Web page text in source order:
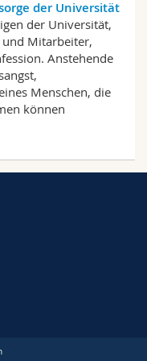
der Universität
der Universität,
Mitarbeiter,
Anstehende
Menschen, die
können